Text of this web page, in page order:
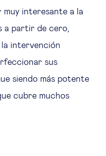
interesante a la
a partir de cero,
intervención
sus
siendo más potente
cubre muchos